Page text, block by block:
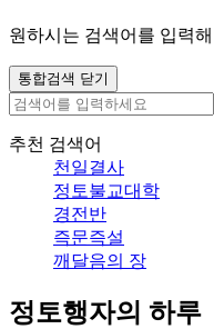
원하시는 검색어를 입력
통합검색 닫기
추천 검색어
천일결사
정토불교대학
경전반
즉문즉설
깨달음의 장
정토행자의 하루